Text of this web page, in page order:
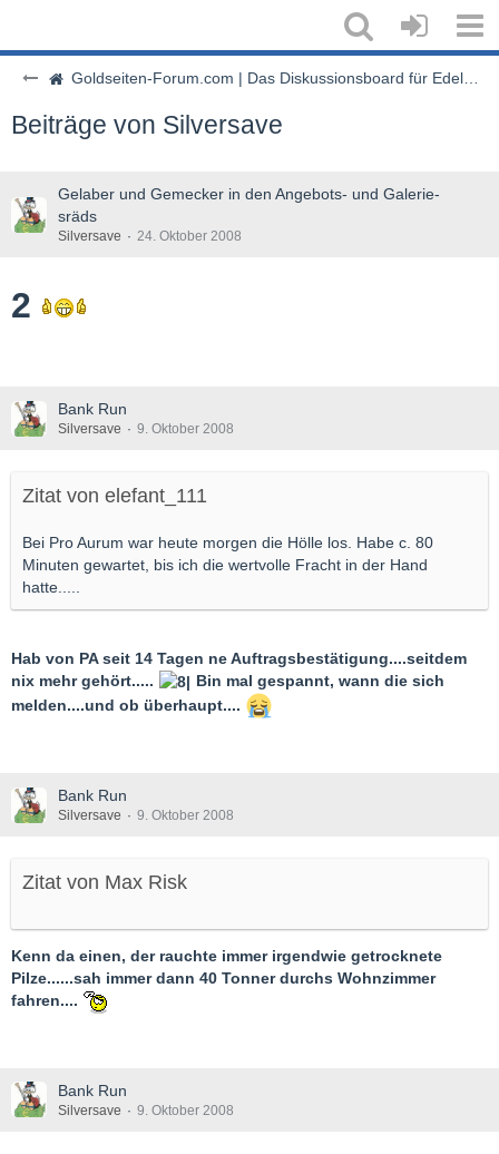
Goldseiten-Forum.com | Das Diskussionsboard für Edelmetalle & Rohstoffe
Beiträge von Silversave
Gelaber und Gemecker in den Angebots- und Galerie-
sräds
Silversave 24. Oktober 2008
2
Bank Run
Silversave 9. Oktober 2008
Zitat von elefant_111
Bei Pro Aurum war heute morgen die Hölle los. Habe c. 80
Minuten gewartet, bis ich die wertvolle Fracht in der Hand
hatte.....
Hab von PA seit 14 Tagen ne Auftragsbestätigung....seitdem
nix mehr gehört.....
Bin mal gespannt, wann die sich
melden....und ob überhaupt....
Bank Run
Silversave 9. Oktober 2008
Zitat von Max Risk
Kenn da einen, der rauchte immer irgendwie getrocknete
Pilze......sah immer dann 40 Tonner durchs Wohnzimmer
fahren....
Bank Run
Silversave 9. Oktober 2008